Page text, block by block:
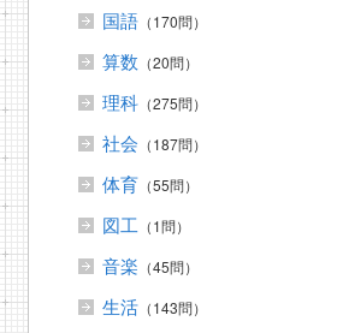
国語（170問）
算数 （20問）
理科（275問）
社会 （187問）
体育（55問）
図工 （1問）
音楽 （45問）
生活（143問）